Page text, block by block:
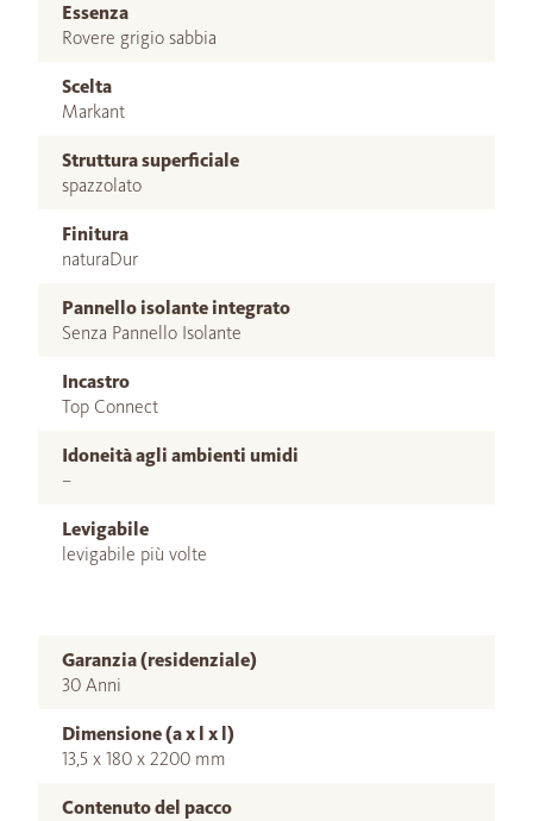
Essenza
Rovere grigio sabbia
Scelta
Markant
Struttura superficiale
spazzolato
Finitura
naturaDur
Pannello isolante integrato
Senza Pannello Isolante
Incastro
Top Connect
Idoneità agli ambienti umidi
–
Levigabile
levigabile più volte
Garanzia (residenziale)
30 Anni
Dimensione (a x l x l)
13,5 x 180 x 2200 mm
Contenuto del pacco